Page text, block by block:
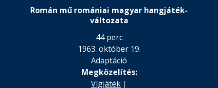
Román mű romániai magyar hangjáték-
változata
44 perc
1963. október 19.
Adaptáció
Megközelítés:
Vígjáték |